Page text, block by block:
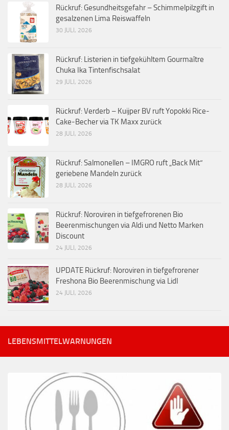
Rückruf: Gesundheitsgefahr – Schimmelpilzgift in
gesalzenen Lima Reiswaffeln
30 JULI, 2026
Rückruf: Listerien in tiefgekühltem Gourmaître
Chuka Ika Tintenfischsalat
29 JULI, 2026
Rückruf: Verderb – Kuijper BV ruft Yopokki Rice-
Cake-Becher via TK Maxx zurück
28 JULI, 2026
Rückruf: Salmonellen – IMGRO ruft „Back Mit“
geriebene Mandeln zurück
28 JULI, 2026
Rückruf: Noroviren in tiefgefrorenen Bio
Beerenmischungen via Aldi und Netto Marken
Discount
24 JULI, 2026
UPDATE Rückruf: Noroviren in tiefgefrorener
Freshona Bio Beerenmischung via Lidl
24 JULI, 2026
LEBENSMITTELWARNUNGEN